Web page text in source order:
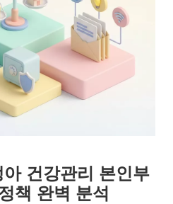
건강관리 본인부
책 완벽 분석